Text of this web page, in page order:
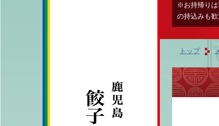
※お持帰りは
の持込みも
トップ